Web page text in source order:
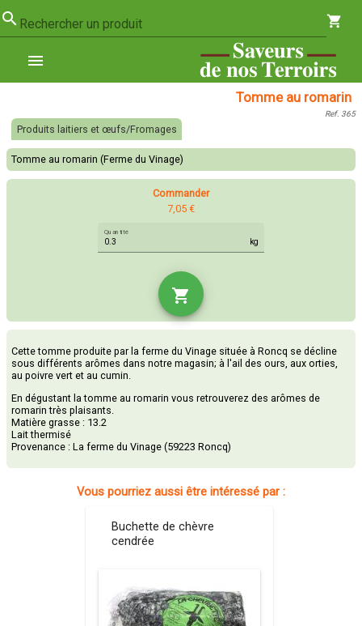
search Rechercher un produit shopping_cart
menu
Tomme au romarin
Ref. 365
Produits laitiers et œufs/Fromages
Tomme au romarin (Ferme du Vinage)
Commander
7,05 €
Quantité
kg
shopping_cart
Cette tomme produite par la ferme du Vinage située à Roncq se décline
sous différents arômes dans notre magasin; à l'ail des ours, aux orties,
au poivre vert et au cumin.
En dégustant la tomme au romarin vous retrouverez des arômes de
romarin très plaisants.
Matière grasse : 13.2
Lait thermisé
Provenance : La ferme du Vinage (59223 Roncq)
Vous pourriez aussi être intéressé par :
Buchette de chèvre
cendrée